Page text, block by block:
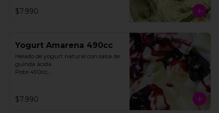
$7.990
Yogurt Amarena 490cc
Helado de yogurt natural con salsa de
guinda ácida.
Pote 490cc.
$7.990